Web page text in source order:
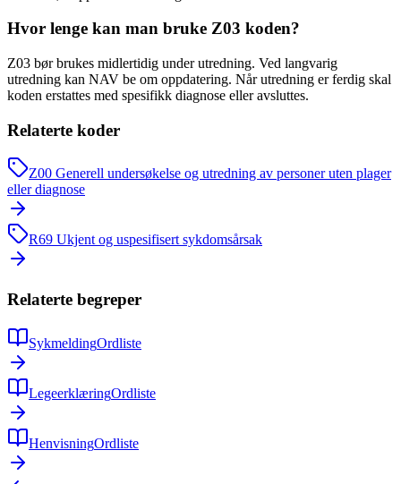
Hvor lenge kan man bruke Z03 koden?
Z03 bør brukes midlertidig under utredning. Ved langvarig
utredning kan NAV be om oppdatering. Når utredning er ferdig skal
koden erstattes med spesifikk diagnose eller avsluttes.
Relaterte koder
Z00 Generell undersøkelse og utredning av personer uten plager
eller diagnose
R69 Ukjent og uspesifisert sykdomsårsak
Relaterte begreper
SykmeldingOrdliste
LegeerklæringOrdliste
HenvisningOrdliste